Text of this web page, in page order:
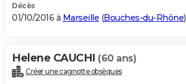
Décès
01/10/2016 à Marseille (Bouches-du-Rhône)
Helene CAUCHI (60 ans)
Créer une cagnotte obsèques